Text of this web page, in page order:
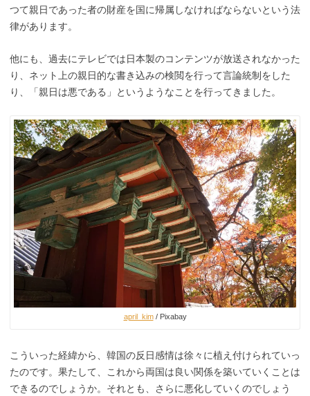
つて親日であった者の財産を国に帰属しなければならないという法
律があります。
他にも、過去にテレビでは日本製のコンテンツが放送されなかった
り、ネット上の親日的な書き込みの検閲を行って言論統制をした
り、「親日は悪である」というようなことを行ってきました。
april_kim/ Pixabay
こういった経緯から、韓国の反日感情は徐々に植え付けられていっ
たのです。果たして、これから両国は良い関係を築いていくことは
できるのでしょうか。それとも、さらに悪化していくのでしょう